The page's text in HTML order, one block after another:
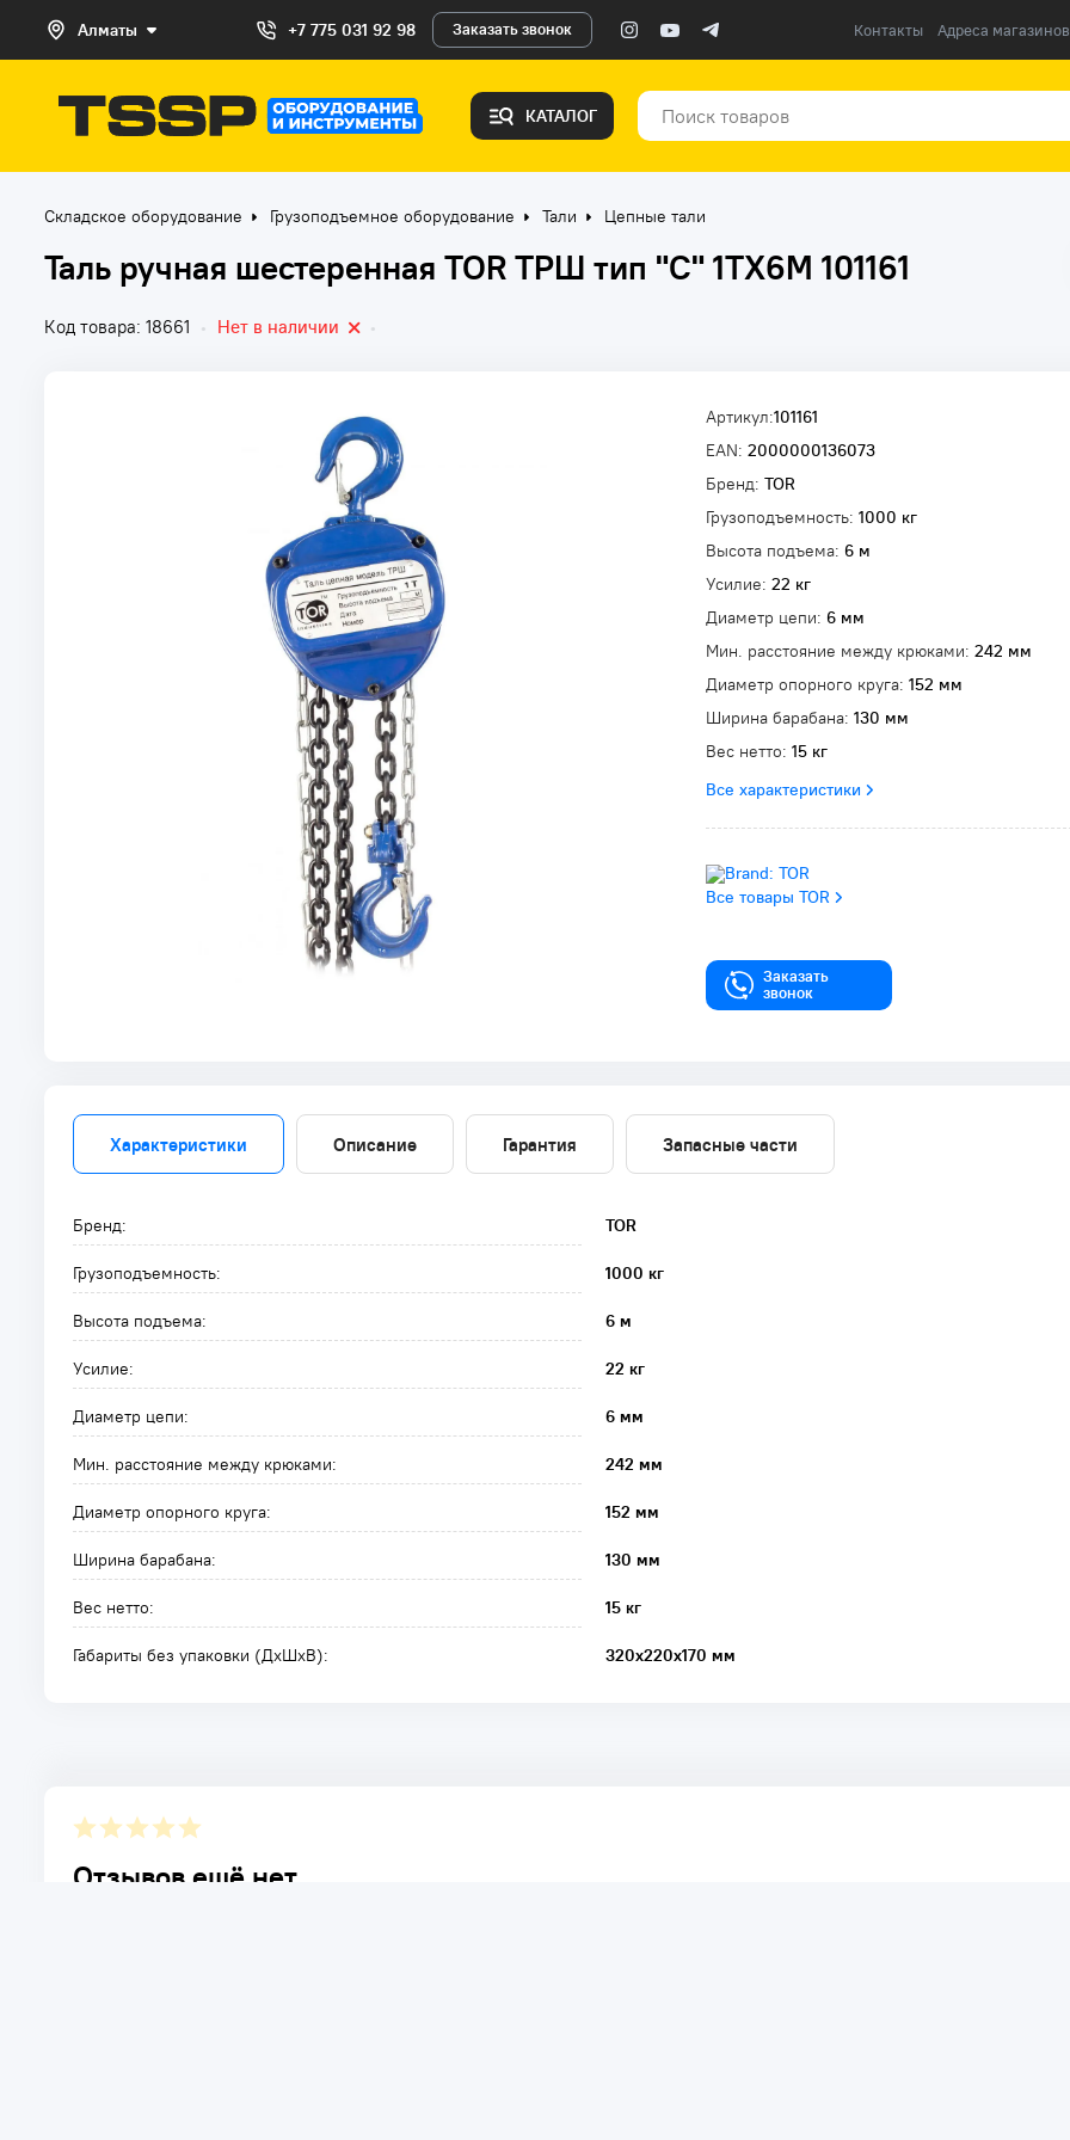
Алматы +7 775 031 92 98 Заказать звонок Контакты Адреса магазинов
КАТАЛОГ
Складское оборудование Грузоподъемное оборудование Тали Цепные тали
Таль ручная шестеренная TOR ТРШ тип "С" 1ТХ6М 101161
Код товара: 18661 • Нет в наличии •
Артикул:101161
EAN: 2000000136073
Бренд: TOR
Грузоподъемность: 1000 кг
Высота подъема: 6 м
Усилие: 22 кг
Диаметр цепи: 6 мм
Мин. расстояние между крюками: 242 мм
Диаметр опорного круга: 152 мм
Ширина барабана: 130 мм
Вес нетто: 15 кг
Все характеристики
Все товары TOR
Заказать
звонок
Характеристики Описание Гарантия Запасные части
Бренд: TOR
Грузоподъемность: 1000 кг
Высота подъема: 6 м
Усилие: 22 кг
Диаметр цепи: 6 мм
Мин. расстояние между крюками: 242 мм
Диаметр опорного круга: 152 мм
Ширина барабана: 130 мм
Вес нетто: 15 кг
Габариты без упаковки (ДxШxВ): 320x220x170 мм
Отзывов ещё нет.